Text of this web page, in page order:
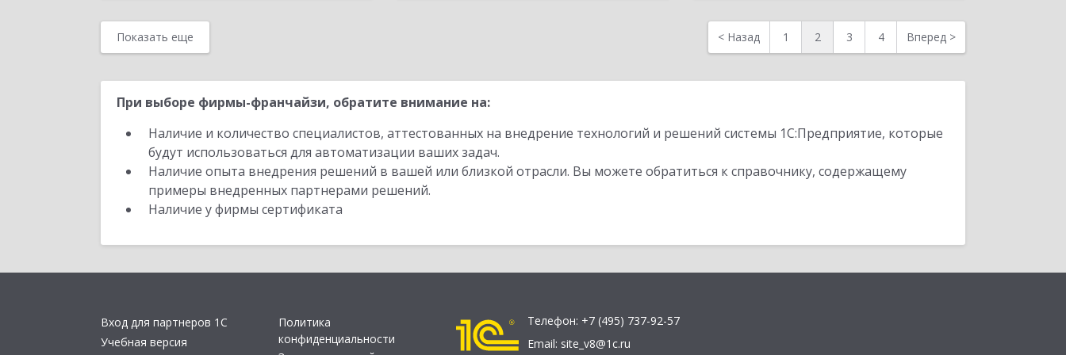
Показать еще < Назад 1 2 3 4 Вперед >
При выборе фирмы-франчайзи, обратите внимание на:
Наличие и количество специалистов, аттестованных на внедрение технологий и решений системы 1С:Предприятие, которые
будут использоваться для автоматизации ваших задач.
Наличие опыта внедрения решений в вашей или близкой отрасли. Вы можете обратиться к справочнику, содержащему
примеры внедренных партнерами решений.
Наличие у фирмы сертификата
Вход для партнеров 1С
Учебная версия
Политика
конфиденциальности
Телефон: +7 (495) 737-92-57
Email: site_v8@1c.ru